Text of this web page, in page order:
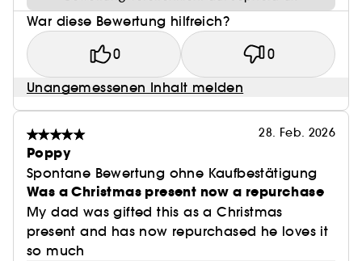
War diese Bewertung hilfreich?
0 0
Unangemessenen Inhalt melden
28. Feb. 2026
Poppy
Spontane Bewertung ohne Kaufbestätigung
Was a Christmas present now a repurchase
My dad was gifted this as a Christmas
present and has now repurchased he loves it
so much